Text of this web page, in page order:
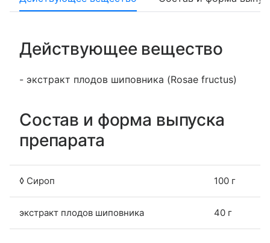
Действующее вещество
- экстракт плодов шиповника (Rosae fructus)
Состав и форма выпуска
препарата
◊ Сироп 100 г
экстракт плодов шиповника 40 г